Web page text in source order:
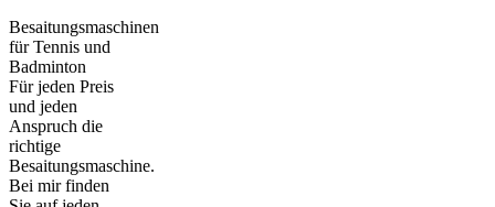
Besaitungsmaschinen
für Tennis und
Badminton
Für jeden Preis
und jeden
Anspruch die
richtige
Besaitungsmaschine.
Bei mir finden